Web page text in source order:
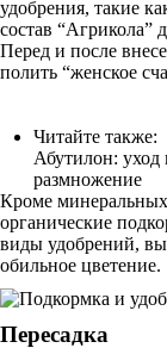
удобрения, такие
состав “Агрикола”
Перед и после
полить “женское
Читайте также:
Абутилон: уход
размножение
Кроме минеральных
органические
виды удобрений,
обильное цветение.
Пересадка